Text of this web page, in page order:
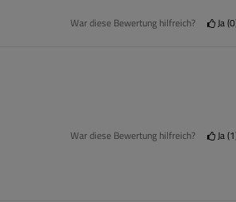
War diese Bewertung hilfreich? Ja 0
War diese Bewertung hilfreich? Ja 1